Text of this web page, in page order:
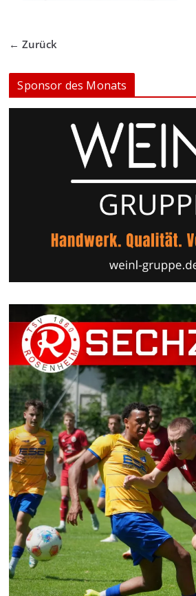
← Zurück
Sponsor des Monats